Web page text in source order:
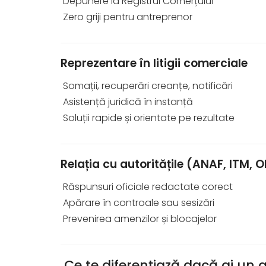
Zero griji pentru antreprenor
Reprezentare în litigii comerciale
Somații, recuperări creanțe, notificări
Asistență juridică în instanță
Soluții rapide și orientate pe rezultate
Relația cu autoritățile (ANAF, ITM,
Răspunsuri oficiale redactate corect
Apărare în controale sau sesizări
Prevenirea amenzilor și blocajelor